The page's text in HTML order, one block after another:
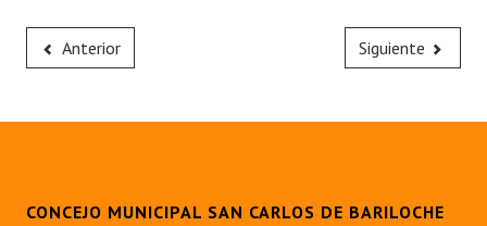
Anterior Siguiente
CONCEJO MUNICIPAL SAN CARLOS DE BARILOCHE